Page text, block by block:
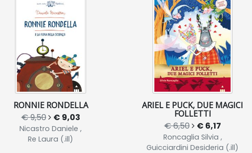
RONNIE RONDELLA
€ 9,50 € 9,03
Nicastro Daniele ,
Re Laura (.ill)
ARIEL E PUCK, DUE MAGICI
FOLLETTI
€ 6,50 € 6,17
Roncaglia Silvia ,
Guicciardini Desideria (.ill)